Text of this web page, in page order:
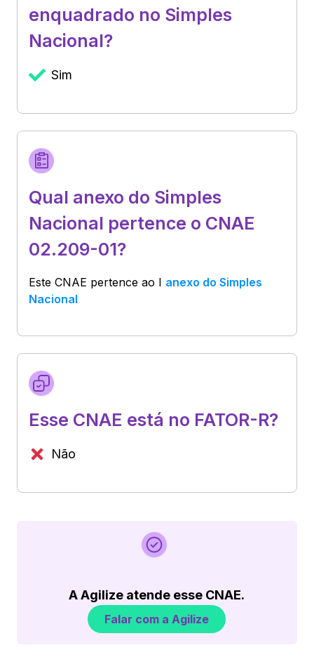
enquadrado no Simples
Nacional?
Sim
Qual anexo do Simples
Nacional pertence o CNAE
02.209-01?
Este CNAE pertence ao I anexo do Simples
Nacional
Esse CNAE está no FATOR-R?
Não
A Agilize atende esse CNAE.
Falar com a Agilize